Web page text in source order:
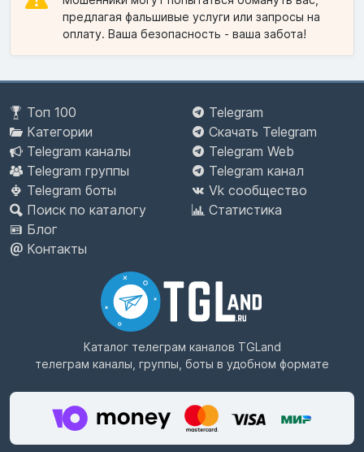
предлагая фальшивые услуги или запросы на
оплату. Ваша безопасность - ваша забота!
Топ 100
Категории
Telegram каналы
Telegram группы
Telegram боты
Поиск по каталогу
Блог
Контакты
Telegram
Скачать Telegram
Telegram Web
Telegram канал
Vk сообщество
Статистика
Каталог телеграм каналов TGLand
телеграм каналы, группы, боты в удобном формате